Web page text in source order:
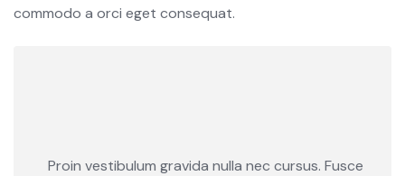
commodo a orci eget consequat.
Proin vestibulum gravida nulla nec cursus. Fusce